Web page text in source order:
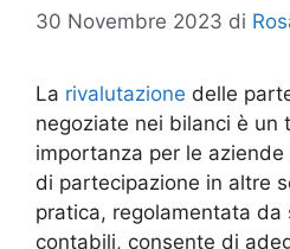
30 Novembre 2023 di
La rivalutazione delle
negoziate nei bilanci è un
importanza per le
di partecipazione in altre
pratica, regolamentata da
contabili, consente di